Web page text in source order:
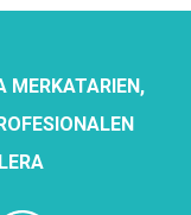
MERKATARIEN,